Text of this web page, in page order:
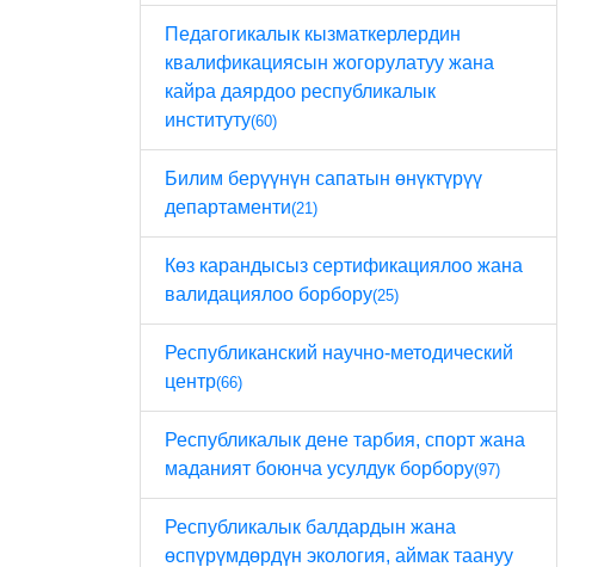
Педагогикалык кызматкерлердин
квалификациясын жогорулатуу жана
кайра даярдоо республикалык
институту(60)
Билим берүүнүн сапатын өнүктүрүү
департаменти(21)
Көз карандысыз сертификациялоо жана
валидациялоо борбору(25)
Республиканский научно-методический
центр(66)
Республикалык дене тарбия, спорт жана
маданият боюнча усулдук борбору(97)
Республикалык балдардын жана
өспүрүмдөрдүн экология, аймак таануу